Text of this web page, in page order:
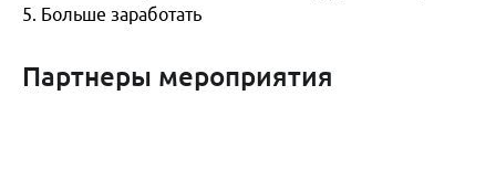
5. Больше заработать
Партнеры мероприятия